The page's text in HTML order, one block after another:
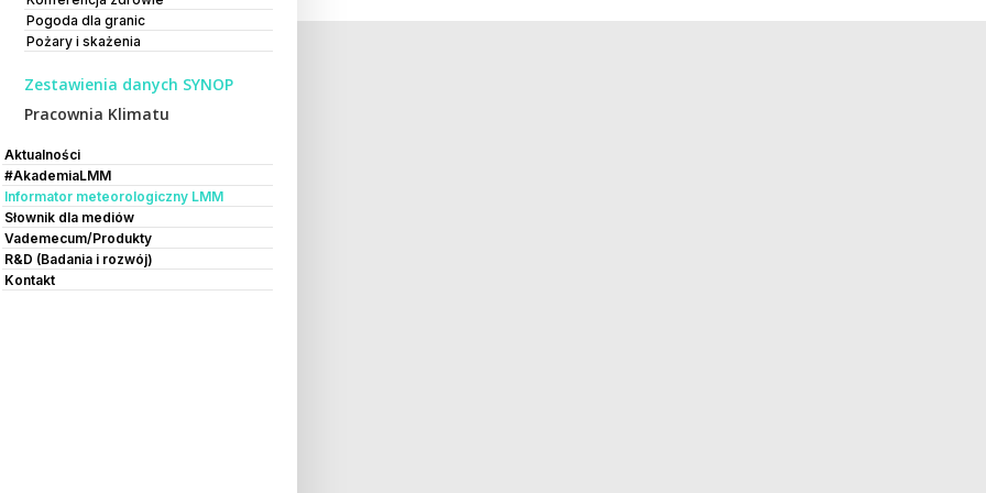
Pogoda dla granic
Pożary i skażenia
Zestawienia danych SYNOP
Pracownia Klimatu
Aktualności
#AkademiaLMM
Informator meteorologiczny LMM
Słownik dla mediów
Vademecum/Produkty
R&D (Badania i rozwój)
Kontakt